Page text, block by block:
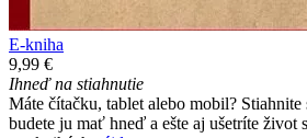
E-kniha
9,99 €
Ihneď na stiahnutie
Máte čítačku, tablet alebo mobil?
budete ju mať hneď a ešte aj ušetríte život